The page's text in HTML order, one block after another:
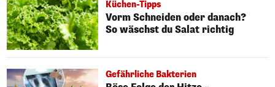
Küchen-Tipps
Vorm Schneiden oder danach?
So wäschst du Salat richtig
Gefährliche Bakterien